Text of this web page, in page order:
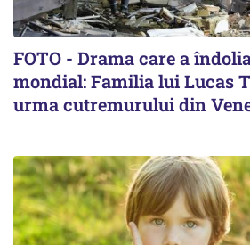
FOTO - Drama care a
mondial: Familia lui Lucas
urma cutremurului din